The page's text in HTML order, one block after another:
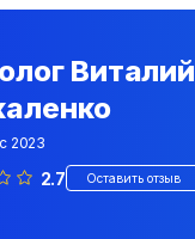
Виталий
2023
2.7 Оставить отзыв